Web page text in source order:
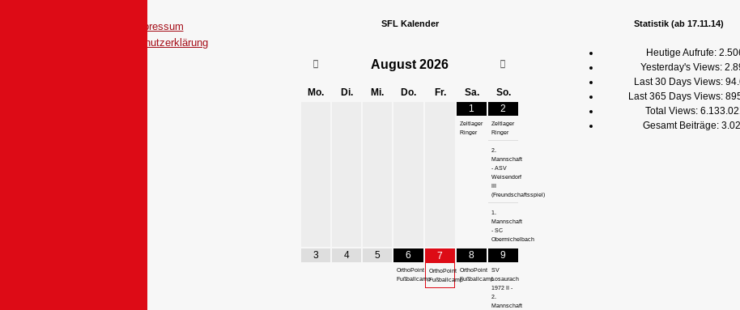
Impressum
Datenschutzerklärung
SFL Kalender
August 2026
Mo. Di. Mi. Do. Fr. Sa.
So.
1
Zeltlager
Ringer
2
Zeltlager
Ringer
2.
Mannschaft
- ASV
Weisendorf
(Freundschaftsspiel)
1.
Mannschaft
- SC
Obermichelbach
3 4 5 6
OrthoPoint
Fußballcamp
7
OrthoPoint
Fußballcamp
8
OrthoPoint
Fußballcamp
9
SV
Losaurach
1972 II -
2.
Mannschaft
Statistik (ab 17.11.14)
Heutige Aufrufe:
Yesterday's Views:
Last 30 Days Views:
Last 365 Days Views:
Total Views:
Gesamt Beiträge: